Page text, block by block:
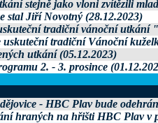
stejně jako vloni zvítězili
stal Jiří Novotný (28.12.2023)
tradiční vánoční
uskuteční tradiční Vánoční
utkání (05.12.2023)
2. - 3. prosince
- HBC Plav bude
hraných na hřišti HBC Plav v